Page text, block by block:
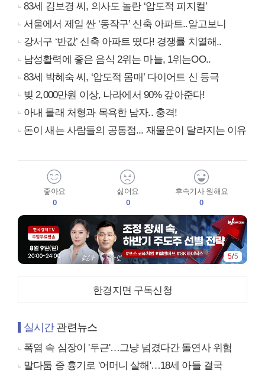
83세 김보경 씨, 의사도 놀란 ‘압도적 피지컬’
서울에서 제일 싼 ‘동작구’ 신축 아파트..알고보니
강서구 ‘반값’ 신축 아파트 떴다! 경쟁률 치열해..
남성활력에 좋은 음식 2위는 마늘, 1위는OO..
83세 박혜숙 씨, ‘압도적 몸매’ 다이어트 신 등극
빚 2,000만원 이상, 나라에서 90% 갚아준다!
아내 몰래 처형과 목욕한 남자.. 충격!
돈이 새는 사람들의 공통점... 재물운이 달라지는 이유
좋아요
0
싫어요
0
후속기사 원해요
0
5/5
한경지면 구독신청
실시간관련뉴스
폭염 속 심장이 '두근'…그냥 넘겼다간 돌연사 위험
말다툼 중 흉기로 '어머니 살해'…18세 아들 결국